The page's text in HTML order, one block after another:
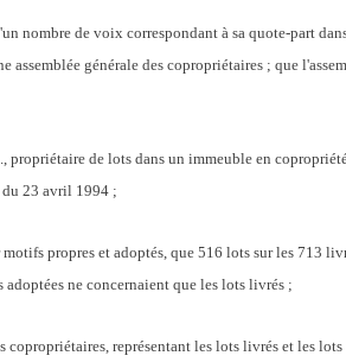
nombre de voix correspondant à sa quote-part
assemblée générale des copropriétaires ; que
de lots dans un immeuble en
du 23 avril 1994 ;
propres et adoptés, que 516 lots sur les 713
ne concernaient que les lots livrés ;
représentant les lots livrés et les